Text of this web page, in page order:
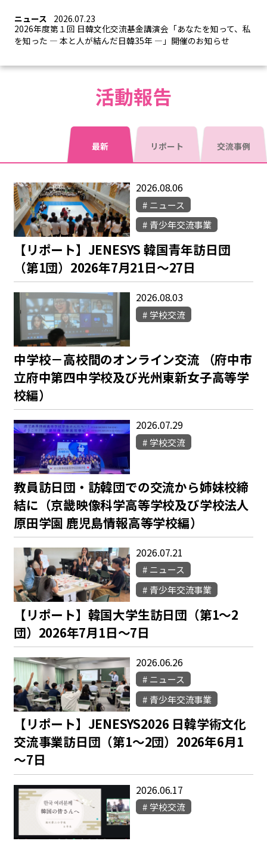
ニュース
2026.07.23
2026年度第１回 日韓文化交流基金講演会「あなたを知って、私
を知った ― 本と人が結んだ日韓35年 ―」開催のお知らせ
活動報告
最新 リポート 交流事例
2026.08.06
ニュース
青少年交流事業
【リポート】JENESYS 韓国青年訪日団
（第1団）2026年7月21日～27日
2026.08.03
学校交流
中学校－高校間のオンライン交流 （府中市
立府中第四中学校及び光州東新女子高等学
校編）
2026.07.29
学校交流
教員訪日団・訪韓団での交流から姉妹校締
結に（京畿映像科学高等学校及び学校法人
原田学園 鹿児島情報高等学校編）
2026.07.21
ニュース
青少年交流事業
【リポート】韓国大学生訪日団（第1～2
団）2026年7月1日～7日
2026.06.26
ニュース
青少年交流事業
【リポート】JENESYS2026 日韓学術文化
交流事業訪日団（第1～2団）2026年6月1
～7日
2026.06.17
学校交流